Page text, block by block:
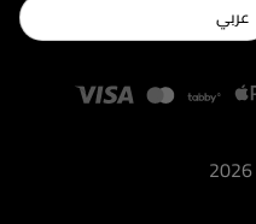
عربي
2026